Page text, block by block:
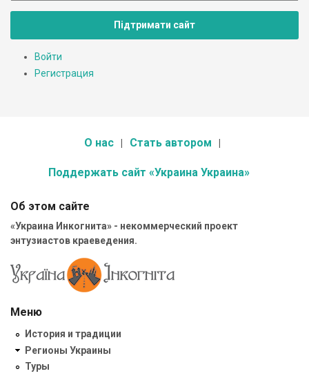
Підтримати сайт
Войти
Регистрация
О нас Стать автором
Поддержать сайт «Украина Украина»
Об этом сайте
«Украина Инкогнита» - некоммерческий проект
энтузиастов краеведения.
Меню
История и традиции
Регионы Украины
Туры